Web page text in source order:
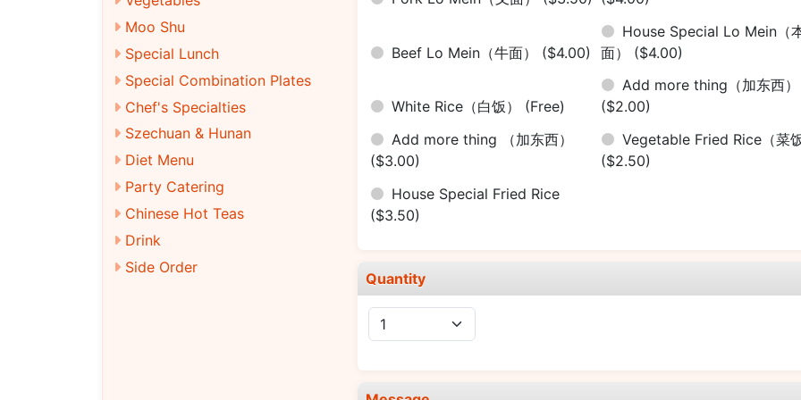
Moo Shu
Special Lunch
Special Combination Plates
Chef's Specialties
Szechuan & Hunan
Diet Menu
Party Catering
Chinese Hot Teas
Drink
Side Order
Beef Lo Mein（牛面） ($4.00)
House Special Lo Mein（
面） ($4.00)
White Rice（白饭） (Free)
Add more thing（加东西）
($2.00)
Add more thing （加东西）
($3.00)
Vegetable Fried Rice（菜饭
($2.50)
House Special Fried Rice
($3.50)
Quantity